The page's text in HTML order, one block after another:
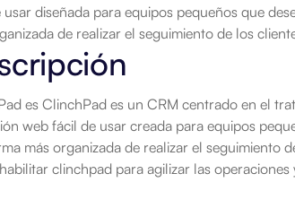
usar diseñada para equipos pequeños que
de realizar el seguimiento de los
es ClinchPad es un CRM centrado en el
web fácil de usar creada para equipos
más organizada de realizar el seguimiento
clinchpad para agilizar las